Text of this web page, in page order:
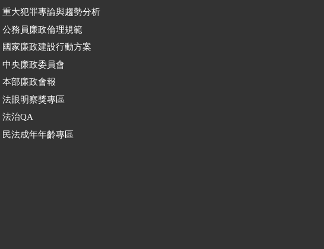
重大犯罪專論與趨勢分析
公務員廉政倫理規範
國家廉政建設行動方案
中央廉政委員會
本部廉政會報
法眼明察獎專區
法治QA
民法成年年齡專區